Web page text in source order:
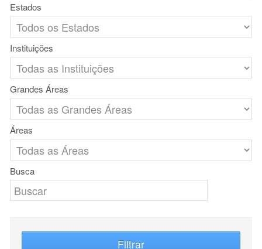
Estados
Instituições
Grandes Áreas
Áreas
Busca
Filtrar